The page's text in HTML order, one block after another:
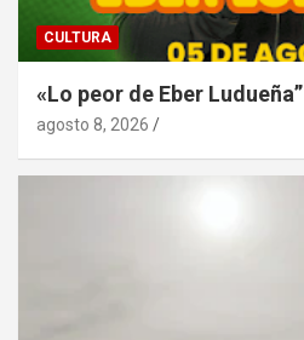
CULTURA
«Lo peor de Eber Ludueña”
agosto 8, 2026